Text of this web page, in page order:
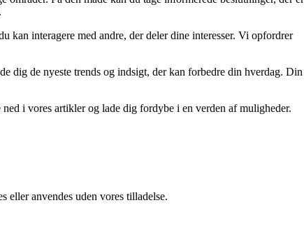
kan interagere med andre, der deler dine interesser. Vi opfordrer
dig de nyeste trends og indsigt, der kan forbedre din hverdag. Din
i vores artikler og lade dig fordybe i en verden af muligheder.
anvendes uden vores tilladelse.